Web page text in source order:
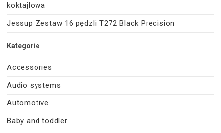
koktajlowa
Jessup Zestaw 16 pędzli T272 Black Precision
Kategorie
Accessories
Audio systems
Automotive
Baby and toddler